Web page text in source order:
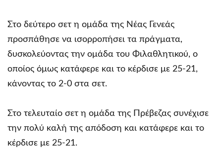
Στο δεύτερο σετ η ομάδα της Νέας Γενεάς
προσπάθησε να ισορροπήσει τα πράγματα,
δυσκολεύοντας την ομάδα του Φιλαθλητικού, ο
οποίος όμως κατάφερε και το κέρδισε με 25-21,
κάνοντας το 2-0 στα σετ.
Στο τελευταίο σετ η ομάδα της Πρέβεζας συνέχισε
την πολύ καλή της απόδοση και κατάφερε και το
κέρδισε με 25-21.